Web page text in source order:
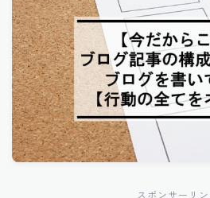
スポンサーリン